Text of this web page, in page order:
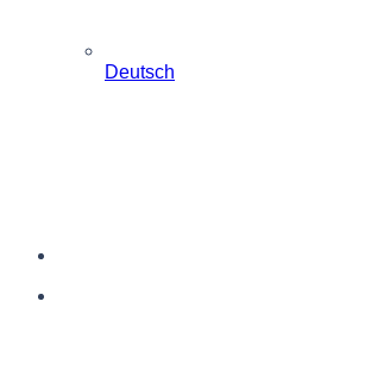
Deutsch